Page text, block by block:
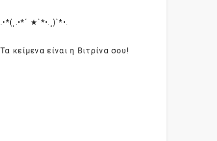
.•*(¸.•*´ ★`*•.¸)`*•.
Τα κείμενα είναι η Βιτρίνα σου!